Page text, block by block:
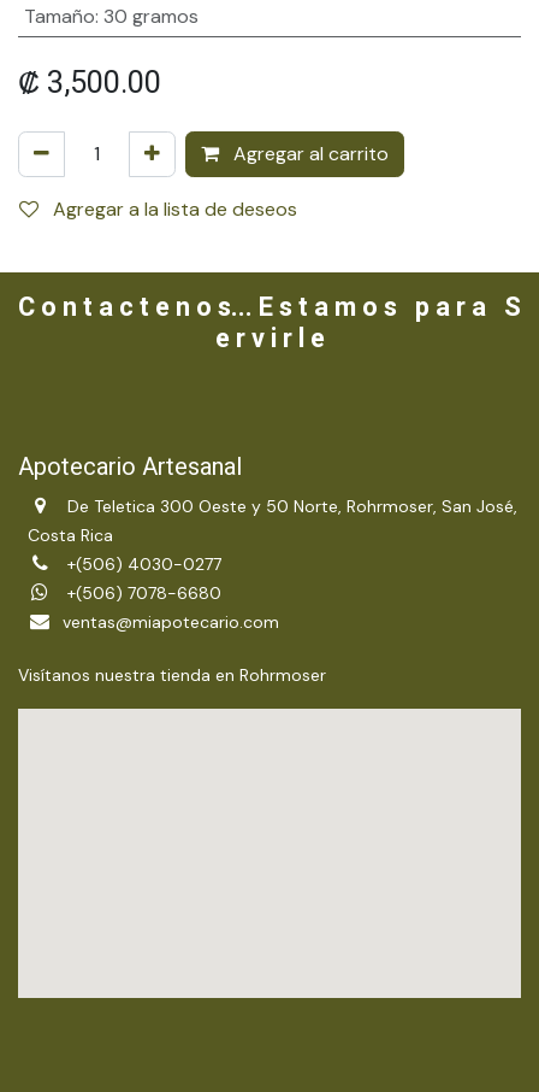
₡ 3,500.00
Agregar al carrito
Agregar a la lista de deseos
Tamaño: 30 gramos
C o n t a c t e n o s... E s t a m o s p a r a S
e r v i r l e
Apotecario Artesanal
De Teletica 300 Oeste y 50 Norte, Rohrmoser, San José,
Costa Rica
+(506) 4030-0277
+(506) 7078-6680
ventas@miapotecario.com
Visítanos nuestra tienda en Rohrmoser